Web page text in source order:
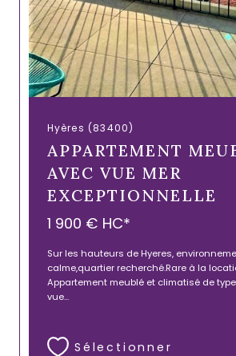
Hyères (83400)
APPARTEMENT
AVEC VUE MER
EXCEPTIONNELLE
1 900 € HC*
Sur les hauteurs de Hyeres,
calme,quartier recherché.Rare à la
Appartement meublé et climatisé de
vue...
Sélectionner